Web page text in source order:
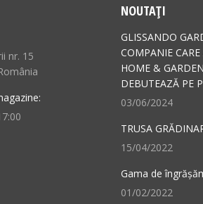
nr. 15
NOUTAȚI
GLISSANDO
COMPANIE
HOME &
DEBUTEAZĂ PE
03/06/2024
TRUSA
15/04/2022
Gama de
01/02/2022